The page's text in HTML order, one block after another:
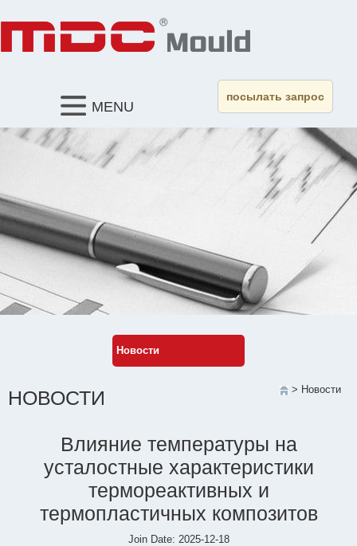
посылать запрос
MENU
Новости
НОВОСТИ > Новости
Влияние температуры на
усталостные характеристики
термореактивных и
термопластичных композитов
Join Date: 2025-12-18